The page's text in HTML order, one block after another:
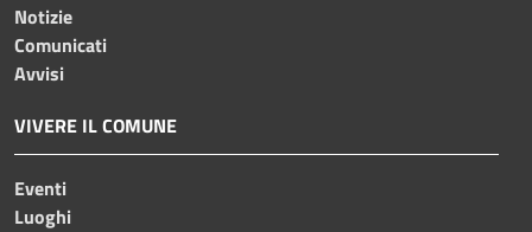
Notizie
Comunicati
Avvisi
VIVERE IL COMUNE
Eventi
Luoghi